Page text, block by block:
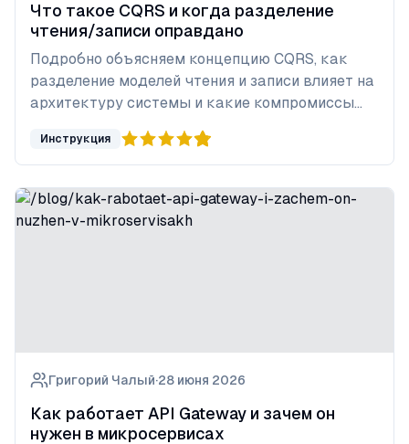
Что такое CQRS и когда разделение
чтения/записи оправдано
Подробно объясняем концепцию CQRS, как
разделение моделей чтения и записи влияет на
архитектуру системы и какие компромиссы
Инструкция
Григорий Чалый·28 июня 2026
Как работает API Gateway и зачем он
нужен в микросервисах